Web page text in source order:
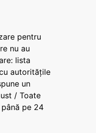
pentru
nu au
lista
autoritățile
un
/ Toate
pe 24